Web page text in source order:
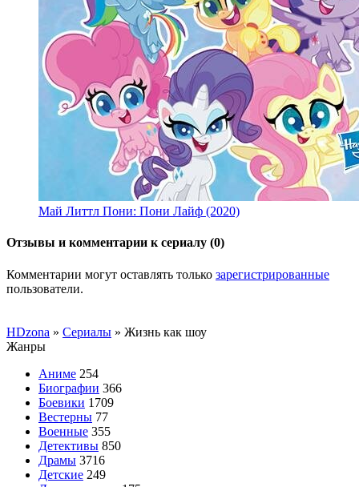
Май Литтл Пони: Пони Лайф (2020)
Отзывы и комментарии к сериалу (0)
Комментарии могут оставлять только зарегистрированные
пользователи.
HDzona » Сериалы » Жизнь как шоу
Жанры
Аниме 254
Биографии 366
Боевики 1709
Вестерны 77
Военные 355
Детективы 850
Драмы 3716
Детские 249